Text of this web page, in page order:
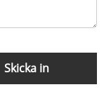
Skicka in